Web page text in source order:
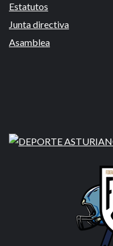
Estatutos
Junta directiva
Asamblea